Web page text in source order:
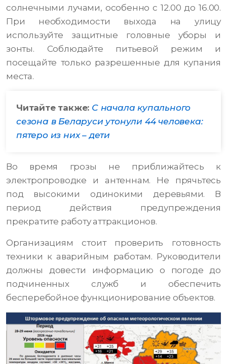
солнечными лучами, особенно с 12.00 до 16.00.
При необходимости выхода на улицу
используйте защитные головные уборы и
зонты. Соблюдайте питьевой режим и
посещайте только разрешенные для купания
места.
Читайте также: С начала купального
сезона в Беларуси утонули 44 человека:
пятеро из них – дети
Во время грозы не приближайтесь к
электропроводке и антеннам. Не прячьтесь
под высокими одинокими деревьями. В
период действия предупреждения
прекратите работу аттракционов.
Организациям стоит проверить готовность
техники к аварийным работам. Руководители
должны довести информацию о погоде до
подчиненных служб и обеспечить
бесперебойное функционирование объектов.